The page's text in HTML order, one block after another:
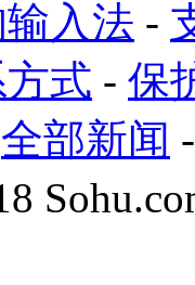
入法 -
式 - 保
全部新闻